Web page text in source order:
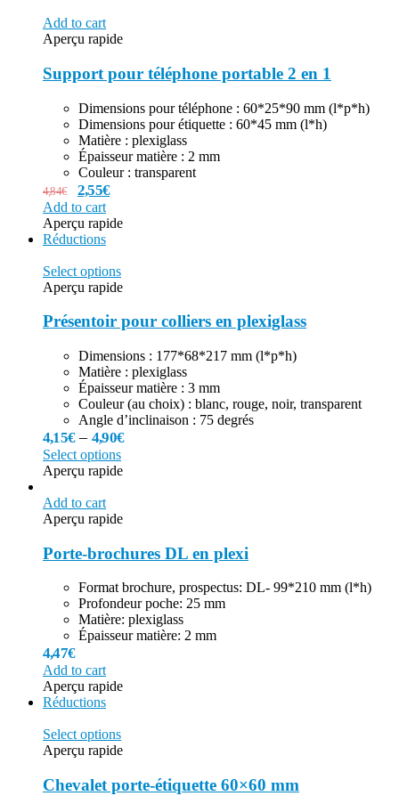
Add to cart
Aperçu rapide
Support pour téléphone portable 2 en 1
Dimensions pour téléphone : 60*25*90 mm (l*p*h)
Dimensions pour étiquette : 60*45 mm (l*h)
Matière : plexiglass
Épaisseur matière : 2 mm
Couleur : transparent
4,84€ 2,55€
Add to cart
Aperçu rapide
Réductions
Select options
Aperçu rapide
Présentoir pour colliers en plexiglass
Dimensions : 177*68*217 mm (l*p*h)
Matière : plexiglass
Épaisseur matière : 3 mm
Couleur (au choix) : blanc, rouge, noir, transparent
Angle d’inclinaison : 75 degrés
4,15€–4,90€
Select options
Aperçu rapide
Add to cart
Aperçu rapide
Porte-brochures DL en plexi
Format brochure, prospectus: DL- 99*210 mm (l*h)
Profondeur poche: 25 mm
Matière: plexiglass
Épaisseur matière: 2 mm
4,47€
Add to cart
Aperçu rapide
Réductions
Select options
Aperçu rapide
Chevalet porte-étiquette 60×60 mm